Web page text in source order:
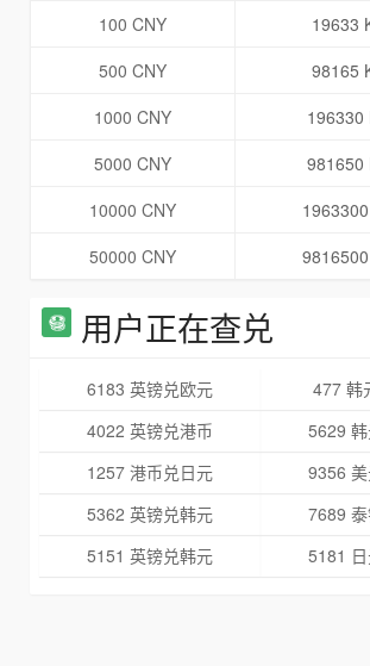
100 CNY
19633
500 CNY
98165
1000 CNY
196330
5000 CNY
981650
10000 CNY
50000 CNY
用户正在查兑
6183 英镑兑欧元 477 韩
4022 英镑兑港币
5629
1257 港币兑日元
9356
5362 英镑兑韩元
7689
5151 英镑兑韩元
5181